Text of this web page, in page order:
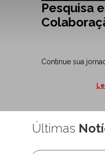
Pesquisa
Continue sua
Últimas